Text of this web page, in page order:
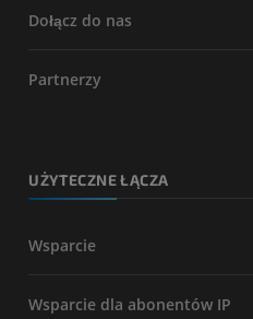
Dołącz do nas
Partnerzy
UŻYTECZNE ŁĄCZA
Wsparcie
Wsparcie dla abonentów IP